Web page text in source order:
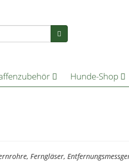
Hunde-Shop
Ferngläser,